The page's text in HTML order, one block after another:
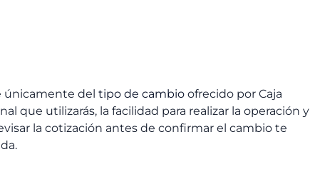
únicamente del tipo de cambio ofrecido por Caja
que utilizarás, la facilidad para realizar la operación y
la cotización antes de confirmar el cambio te